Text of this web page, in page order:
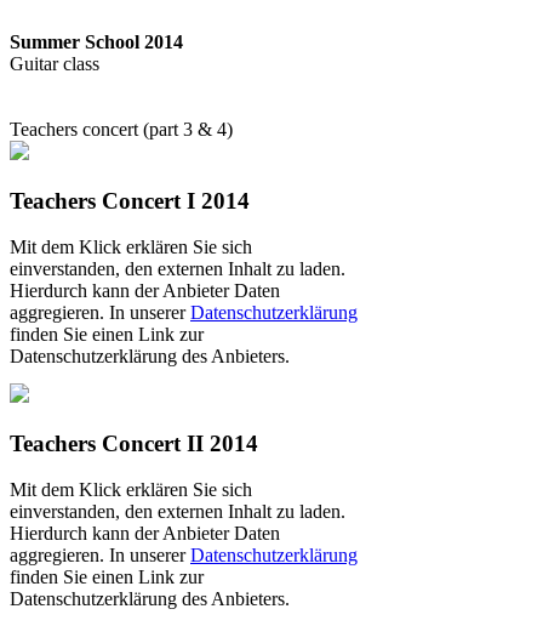
Summer School 2014
Guitar class
Teachers concert (part 3 & 4)
Teachers Concert I 2014
Mit dem Klick erklären Sie sich
einverstanden, den externen Inhalt zu laden.
Hierdurch kann der Anbieter Daten
aggregieren. In unsererDatenschutzerklärung
finden Sie einen Link zur
Datenschutzerklärung des Anbieters.
Teachers Concert II 2014
Mit dem Klick erklären Sie sich
einverstanden, den externen Inhalt zu laden.
Hierdurch kann der Anbieter Daten
aggregieren. In unsererDatenschutzerklärung
finden Sie einen Link zur
Datenschutzerklärung des Anbieters.